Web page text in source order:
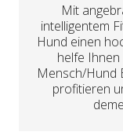
Mit
intelligentem
Hund einen
helfe
Mensch/Hund
profitieren